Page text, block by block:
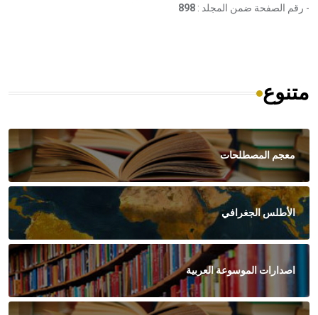
- رقم الصفحة ضمن المجلد : 898
متنوع
معجم المصطلحات
الأطلس الجغرافي
اصدارات الموسوعة العربية